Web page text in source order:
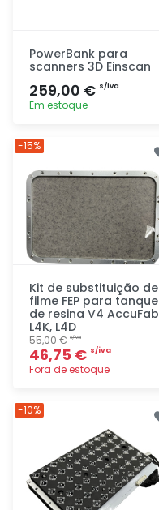
PowerBank para
scanners 3D Einscan
259,00 € s/iva
Em estoque
Kit de substituição de
filme FEP para tanque
de resina V4 AccuFab
L4K, L4D
55,00 €s/iva
46,75 € s/iva
Fora de estoque
-15%
-10%